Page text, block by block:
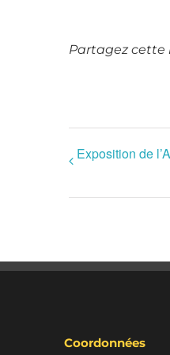
Partagez cette
Exposition de
Coordonnées